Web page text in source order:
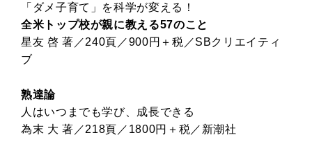
「ダメ子育て」を科学が変える！
全米トップ校が親に教える57のこと
星友 啓 著／240頁／900円＋税／SBクリエイティ
ブ
熟達論
人はいつまでも学び、成長できる
為末 大 著／218頁／1800円＋税／新潮社